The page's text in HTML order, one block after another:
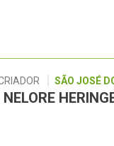
SÃO JOSÉ